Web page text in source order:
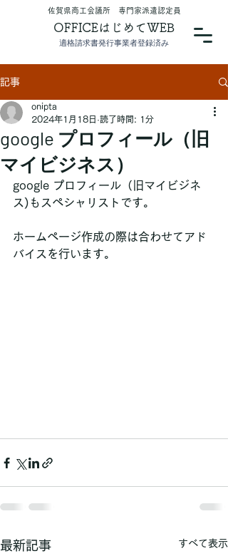
OFFICEはじめてWEB
​佐賀県商工会議所 専門家派遣認定員
適格請求書発行事業者登録済み
記事
google プロフィール（旧
マイビジネス）
onipta
2024年1月18日 読了時間: 1分
google プロフィール（旧マイビジネ
ス)もスペシャリストです。
ホームページ作成の際は合わせてアド
バイスを行います。
最新記事 すべて表示